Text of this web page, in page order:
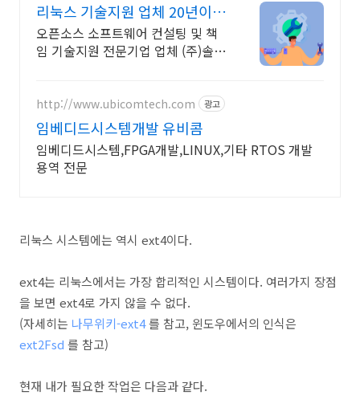
리눅스 기술지원 업체 20년이상
기술지원 노하우
오픈소스 소프트웨어 컨설팅 및 책
임 기술지원 전문기업 업체 (주)솔인
http://www.ubicomtech.com 광고
임베디드시스템개발 유비콤
임베디드시스템,FPGA개발,LINUX,기타 RTOS 개발
용역 전문
리눅스 시스템에는 역시 ext4이다.
ext4는 리눅스에서는 가장 합리적인 시스템이다. 여러가지 장점
을 보면 ext4로 가지 않을 수 없다.
(자세히는 나무위키-ext4를 참고, 윈도우에서의 인식은
ext2Fsd 를 참고)
현재 내가 필요한 작업은 다음과 같다.